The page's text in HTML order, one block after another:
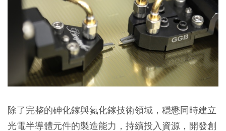
除了完整的砷化鎵與氮化鎵技術領域，穩懋同時建立
光電半導體元件的製造能力，持續投入資源，開發創